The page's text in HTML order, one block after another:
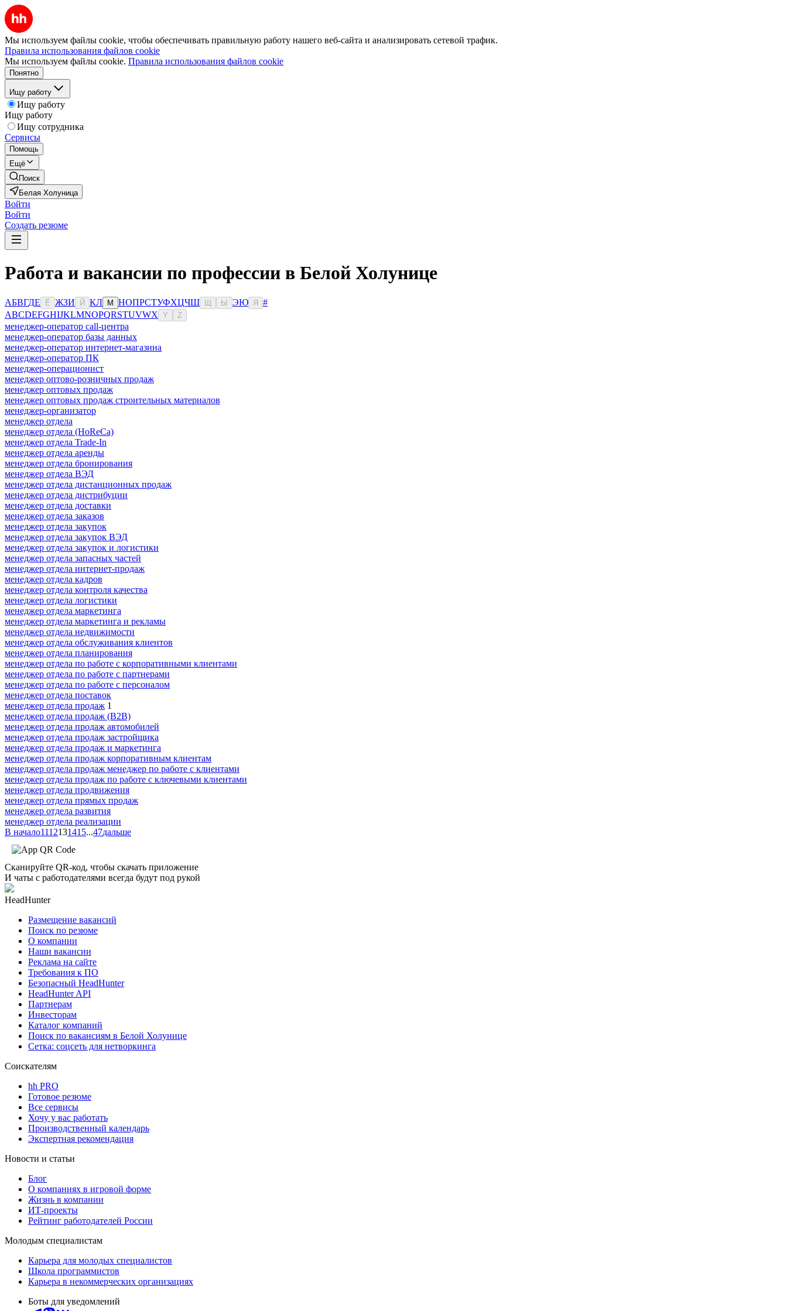
Мы используем файлы cookie, чтобы обеспечивать правильную работу нашего веб-сайта и анализировать сетевой трафик.
Правила использования файлов cookie
Мы используем файлы cookie. Правила использования файлов cookie
Понятно
Ищу работу
Ищу работу
Ищу работу
Ищу сотрудника
Сервисы
Помощь
Ещё
Поиск
Белая Холуница
Войти
Войти
Создать резюме
Работа и вакансии по профессии в Белой Холунице
АБВГДЕ Ё ЖЗИ Й КЛ М НОПРСТУФХЦЧШ Ы ЭЮ Я
#
ABCDEFGHIJKLMNOPQRSTUVWX Y Z
менеджер-оператор call-центра
менеджер-оператор базы данных
менеджер-оператор интернет-магазина
менеджер-оператор ПК
менеджер-операционист
менеджер оптово-розничных продаж
менеджер оптовых продаж
менеджер оптовых продаж строительных материалов
менеджер-организатор
менеджер отдела
менеджер отдела (HoReCa)
менеджер отдела Trade-In
менеджер отдела аренды
менеджер отдела бронирования
менеджер отдела ВЭД
менеджер отдела дистанционных продаж
менеджер отдела дистрибуции
менеджер отдела доставки
менеджер отдела заказов
менеджер отдела закупок
менеджер отдела закупок ВЭД
менеджер отдела закупок и логистики
менеджер отдела запасных частей
менеджер отдела интернет-продаж
менеджер отдела кадров
менеджер отдела контроля качества
менеджер отдела логистики
менеджер отдела маркетинга
менеджер отдела маркетинга и рекламы
менеджер отдела недвижимости
менеджер отдела обслуживания клиентов
менеджер отдела планирования
менеджер отдела по работе с корпоративными клиентами
менеджер отдела по работе с партнерами
менеджер отдела по работе с персоналом
менеджер отдела поставок
менеджер отдела продаж 1
менеджер отдела продаж (B2B)
менеджер отдела продаж автомобилей
менеджер отдела продаж застройщика
менеджер отдела продаж и маркетинга
менеджер отдела продаж корпоративным клиентам
менеджер отдела продаж менеджер по работе с клиентами
менеджер отдела продаж по работе с ключевыми клиентами
менеджер отдела продвижения
менеджер отдела прямых продаж
менеджер отдела развития
менеджер отдела реализации
В начало1112131415...47дальше
Сканируйте QR-код, чтобы скачать приложение
И чаты с работодателями всегда будут под рукой
HeadHunter
Размещение вакансий
Поиск по резюме
О компании
Наши вакансии
Реклама на сайте
Требования к ПО
Безопасный HeadHunter
HeadHunter API
Партнерам
Инвесторам
Каталог компаний
Поиск по вакансиям в Белой Холунице
Сетка: соцсеть для нетворкинга
Соискателям
hh PRO
Готовое резюме
Все сервисы
Хочу у вас работать
Производственный календарь
Экспертная рекомендация
Новости и статьи
Блог
О компаниях в игровой форме
Жизнь в компании
ИТ-проекты
Рейтинг работодателей России
Молодым специалистам
Карьера для молодых специалистов
Школа программистов
Карьера в некоммерческих организациях
Боты для уведомлений